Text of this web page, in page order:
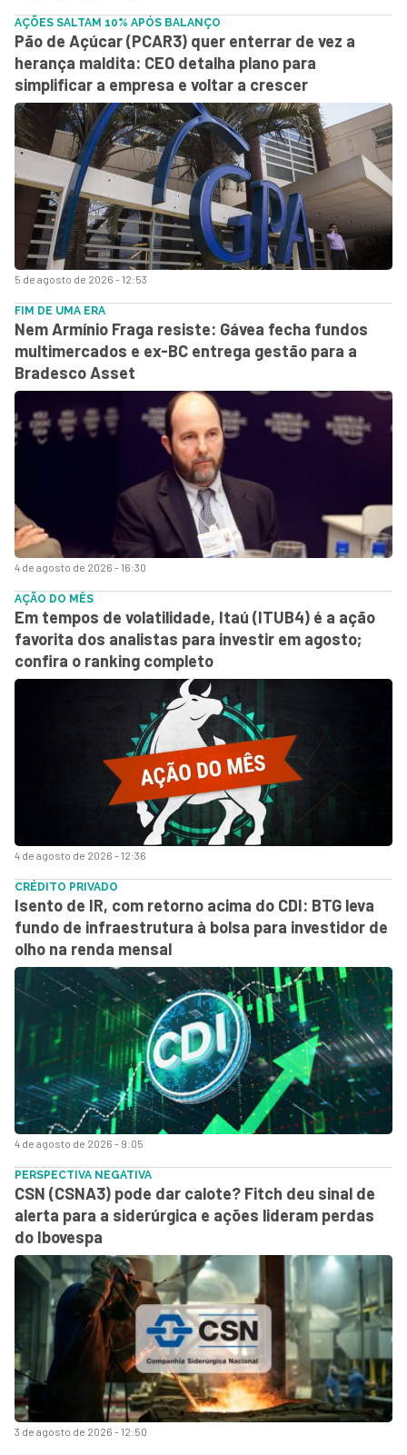
5 de agosto de 2026 - 12:53
AÇÕES SALTAM 10% APÓS BALANÇO
Pão de Açúcar (PCAR3) quer enterrar de vez a
herança maldita: CEO detalha plano para
simplificar a empresa e voltar a crescer
4 de agosto de 2026 - 16:30
FIM DE UMA ERA
Nem Armínio Fraga resiste: Gávea fecha fundos
multimercados e ex-BC entrega gestão para a
Bradesco Asset
4 de agosto de 2026 - 12:36
AÇÃO DO MÊS
Em tempos de volatilidade, Itaú (ITUB4) é a ação
favorita dos analistas para investir em agosto;
confira o ranking completo
4 de agosto de 2026 - 9:05
CRÉDITO PRIVADO
Isento de IR, com retorno acima do CDI: BTG leva
fundo de infraestrutura à bolsa para investidor de
olho na renda mensal
3 de agosto de 2026 - 12:50
PERSPECTIVA NEGATIVA
CSN (CSNA3) pode dar calote? Fitch deu sinal de
alerta para a siderúrgica e ações lideram perdas
do Ibovespa